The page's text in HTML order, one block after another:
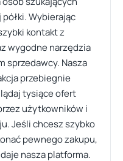
Wybierając
kontakt z
wygodne narzędzia
sprzedawcy. Nasza
przebiegnie
tysiące ofert
użytkowników i
Jeśli chcesz szybko
pewnego zakupu,
nasza platforma.